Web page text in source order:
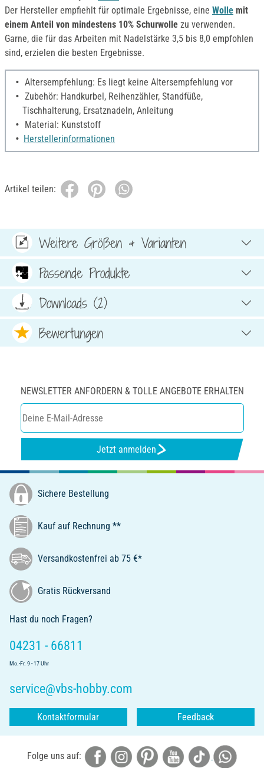
Der Hersteller empfiehlt für optimale Ergebnisse, eine Wolle mit
einem Anteil von mindestens 10% Schurwolle zu verwenden.
Garne, die für das Arbeiten mit Nadelstärke 3,5 bis 8,0 empfohlen
sind, erzielen die besten Ergebnisse.
Altersempfehlung: Es liegt keine Altersempfehlung vor
Zubehör: Handkurbel, Reihenzähler, Standfüße,
Tischhalterung, Ersatznadeln, Anleitung
Material: Kunststoff
Herstellerinformationen
Artikel teilen:
Weitere Größen & Varianten
Passende Produkte
Downloads (2)
Bewertungen
NEWSLETTER ANFORDERN & TOLLE ANGEBOTE ERHALTEN
Jetzt anmelden
Sichere Bestellung
Kauf auf Rechnung **
Versandkostenfrei ab 75 €*
Gratis Rückversand
Hast du noch Fragen?
04231 - 66811
Mo.-Fr. 9 - 17 Uhr
service@vbs-hobby.com
Kontaktformular Feedback
Folge uns auf: